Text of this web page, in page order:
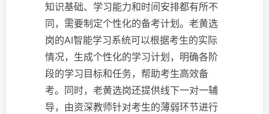
知识基础、学习能力和时间安排都有所不
同，需要制定个性化的备考计划。老黄选
岗的AI智能学习系统可以根据考生的实际
情况，生成个性化的学习计划，明确各阶
段的学习目标和任务，帮助考生高效备
考。同时，老黄选岗还提供线下一对一辅
导，由资深教师针对考生的薄弱环节进行